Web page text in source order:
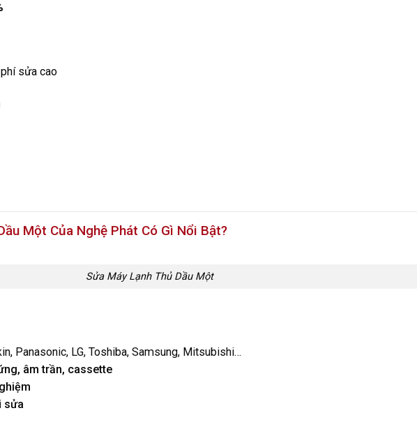
sửa cao
Một Của Nghệ Phát Có Gì Nổi Bật?
Sửa Máy Lạnh Thủ Dầu Một
Panasonic, LG, Toshiba, Samsung, Mitsubishi…
âm trần, cassette
sửa